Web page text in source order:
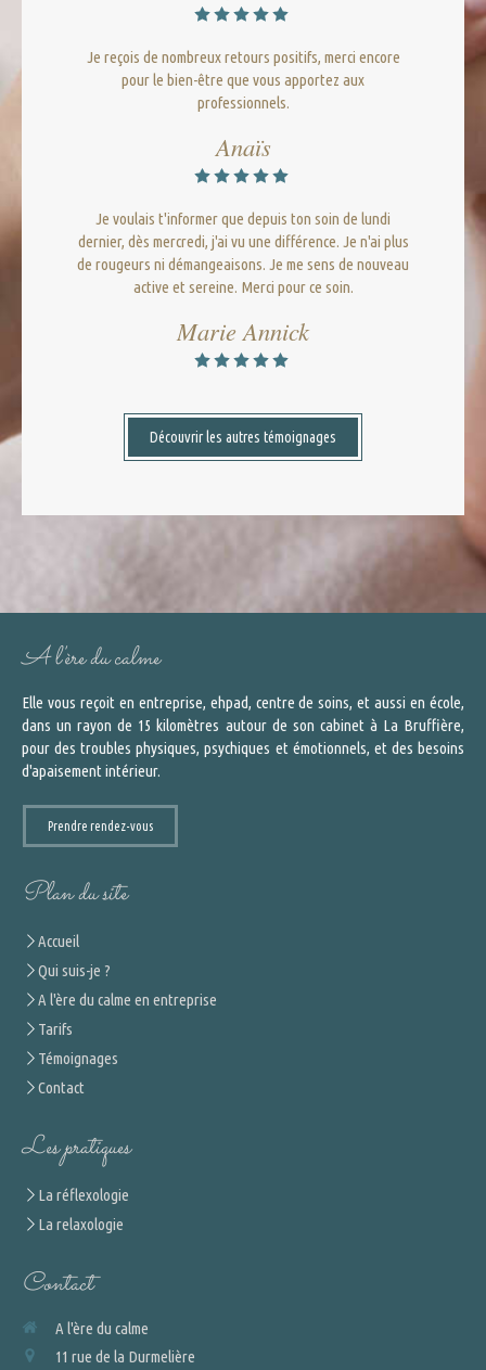
Je reçois de nombreux retours positifs, merci encore
pour le bien-être que vous apportez aux
professionnels.
Anaïs
Je voulais t'informer que depuis ton soin de lundi
dernier, dès mercredi, j'ai vu une différence. Je n'ai plus
de rougeurs ni démangeaisons. Je me sens de nouveau
active et sereine. Merci pour ce soin.
Marie Annick
Découvrir les autres témoignages
A l'ère du calme
Elle vous reçoit en entreprise, ehpad, centre de soins, et aussi en école,
dans un rayon de 15 kilomètres autour de son cabinet à La Bruffière,
pour des troubles physiques, psychiques et émotionnels, et des besoins
d'apaisement intérieur.
Prendre rendez-vous
Plan du site
Accueil
Qui suis-je ?
A l'ère du calme en entreprise
Tarifs
Témoignages
Contact
Les pratiques
La réflexologie
La relaxologie
Contact
A l'ère du calme
11 rue de la Durmelière